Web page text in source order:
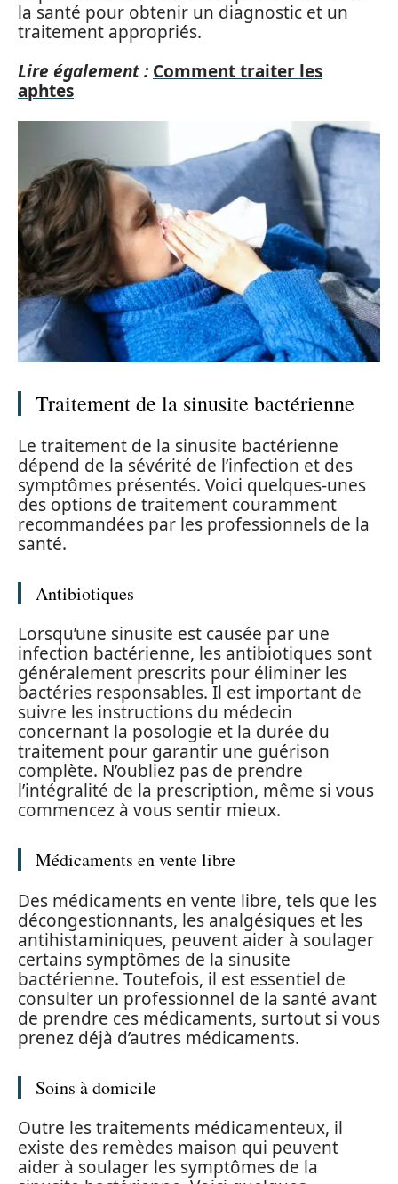
la santé pour obtenir un diagnostic et un
traitement appropriés.
Lire également : Comment traiter les
aphtes
Traitement de la sinusite bactérienne
Le traitement de la sinusite bactérienne
dépend de la sévérité de l’infection et des
symptômes présentés. Voici quelques-unes
des options de traitement couramment
recommandées par les professionnels de la
santé.
Antibiotiques
Lorsqu’une sinusite est causée par une
infection bactérienne, les antibiotiques sont
généralement prescrits pour éliminer les
bactéries responsables. Il est important de
suivre les instructions du médecin
concernant la posologie et la durée du
traitement pour garantir une guérison
complète. N’oubliez pas de prendre
l’intégralité de la prescription, même si vous
commencez à vous sentir mieux.
Médicaments en vente libre
Des médicaments en vente libre, tels que les
décongestionnants, les analgésiques et les
antihistaminiques, peuvent aider à soulager
certains symptômes de la sinusite
bactérienne. Toutefois, il est essentiel de
consulter un professionnel de la santé avant
de prendre ces médicaments, surtout si vous
prenez déjà d’autres médicaments.
Soins à domicile
Outre les traitements médicamenteux, il
existe des remèdes maison qui peuvent
aider à soulager les symptômes de la